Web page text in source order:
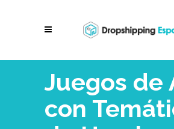
Juegos de
con